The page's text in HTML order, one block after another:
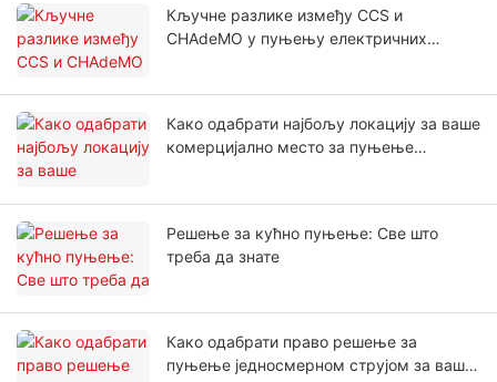
Кључне разлике између CCS и
CHAdeMO у пуњењу електричних
Како одабрати најбољу локацију за ваше
комерцијално место за пуњење
Решење за кућно пуњење: Све што
треба да знате
Како одабрати право решење за
пуњење једносмерном струјом за ваше